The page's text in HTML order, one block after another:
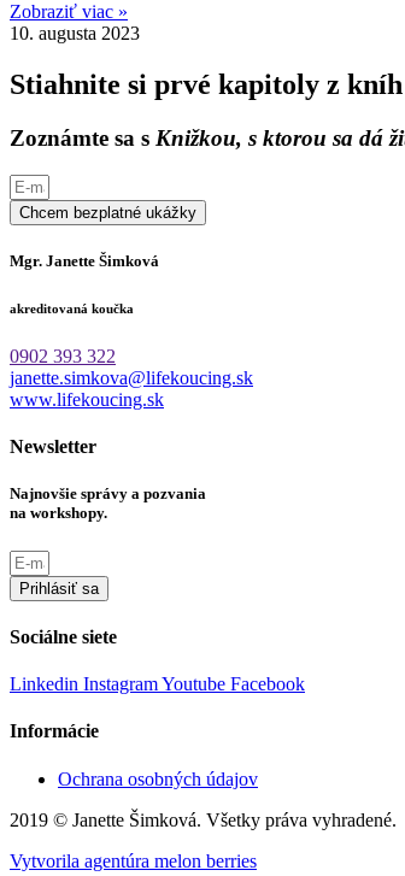
Zobraziť viac »
10. augusta 2023
Stiahnite si prvé kapitoly z
Zoznámte sa s Knižkou, s ktorou sa dá
Chcem bezplatné ukážky
Mgr. Janette Šimková
akreditovaná koučka
0902 393 322
janette.simkova@lifekoucing.sk
www.lifekoucing.sk
Newsletter
Najnovšie správy a pozvania
na workshopy.
Prihlásiť sa
Sociálne siete
Linkedin InstagramYoutube Facebook
Informácie
Ochrana osobných údajov
2019 © Janette Šimková. Všetky práva vyhradené.
Vytvorila agentúra melon berries